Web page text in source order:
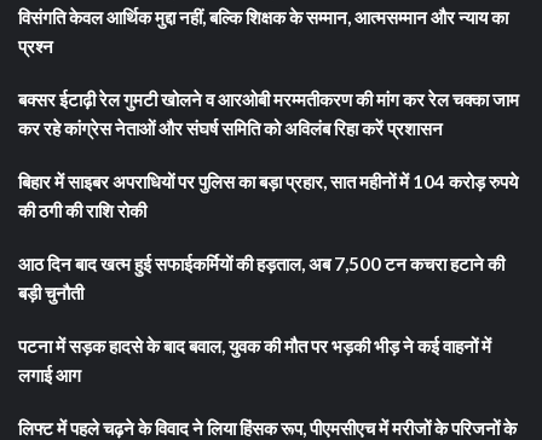
विसंगति केवल आर्थिक मुद्दा नहीं, बल्कि शिक्षक के सम्मान, आत्मसम्मान और न्याय का
प्रश्न
बक्सर ईटाढ़ी रेल गुमटी खोलने व आरओबी मरम्मतीकरण की मांग कर रेल चक्का जाम
कर रहे कांग्रेस नेताओं और संघर्ष समिति को अविलंब रिहा करें प्रशासन
बिहार में साइबर अपराधियों पर पुलिस का बड़ा प्रहार, सात महीनों में 104 करोड़ रुपये
की ठगी की राशि रोकी
आठ दिन बाद खत्म हुई सफाईकर्मियों की हड़ताल, अब 7,500 टन कचरा हटाने की
बड़ी चुनौती
पटना में सड़क हादसे के बाद बवाल, युवक की मौत पर भड़की भीड़ ने कई वाहनों में
लगाई आग
लिफ्ट में पहले चढ़ने के विवाद ने लिया हिंसक रूप, पीएमसीएच में मरीजों के परिजनों के